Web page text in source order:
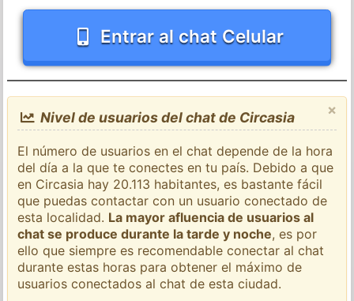
Entrar al chat Celular
×
Nivel de usuarios del chat de Circasia
El número de usuarios en el chat depende de la hora
del día a la que te conectes en tu país. Debido a que
en Circasia hay 20.113 habitantes, es bastante fácil
que puedas contactar con un usuario conectado de
esta localidad. La mayor afluencia de usuarios al
chat se produce durante la tarde y noche, es por
ello que siempre es recomendable conectar al chat
durante estas horas para obtener el máximo de
usuarios conectados al chat de esta ciudad.